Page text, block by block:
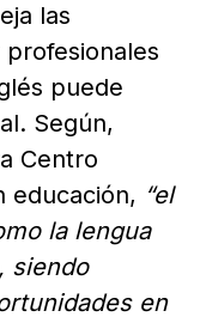
las
puede
Según,
Centro
educación, “el
la lengua
siendo
en